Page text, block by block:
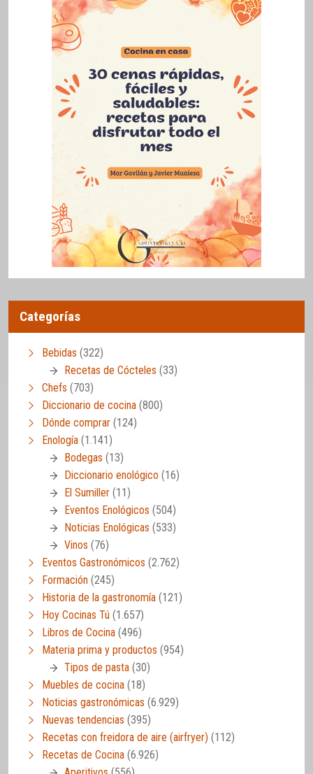
Categorías
Bebidas (322)
Recetas de Cócteles (33)
Chefs (703)
Diccionario de cocina (800)
Dónde comprar (124)
Enología (1.141)
Bodegas (13)
Diccionario enológico (16)
El Sumiller (11)
Eventos Enológicos (504)
Noticias Enológicas (533)
Vinos (76)
Eventos Gastronómicos (2.762)
Formación (245)
Historia de la gastronomía (121)
Hoy Cocinas Tú (1.657)
Libros de Cocina (496)
Materia prima y productos (954)
Tipos de pasta (30)
Muebles de cocina (18)
Noticias gastronómicas (6.929)
Nuevas tendencias (395)
Recetas con freidora de aire (airfryer) (112)
Recetas de Cocina (6.926)